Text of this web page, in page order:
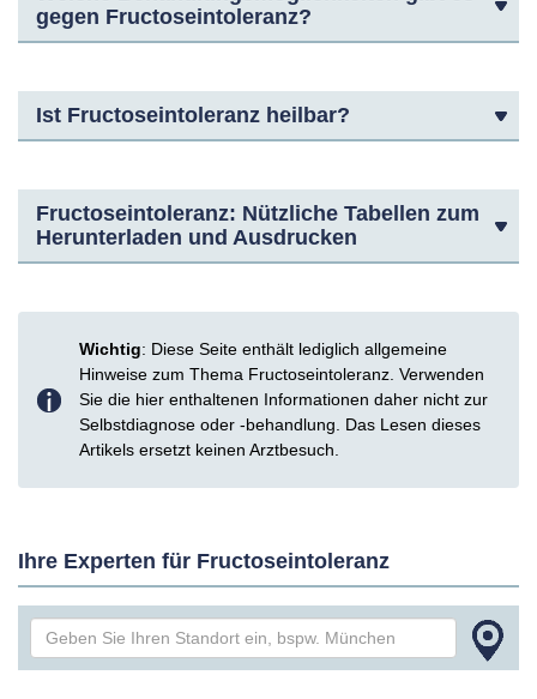
gegen Fructoseintoleranz?
Ist Fructoseintoleranz heilbar?
Fructoseintoleranz: Nützliche Tabellen zum
Herunterladen und Ausdrucken
Wichtig: Diese Seite enthält lediglich allgemeine
Hinweise zum Thema Fructoseintoleranz. Verwenden
Sie die hier enthaltenen Informationen daher nicht zur
Selbstdiagnose oder -behandlung. Das Lesen dieses
Artikels ersetzt keinen Arztbesuch.
Ihre Experten für Fructoseintoleranz